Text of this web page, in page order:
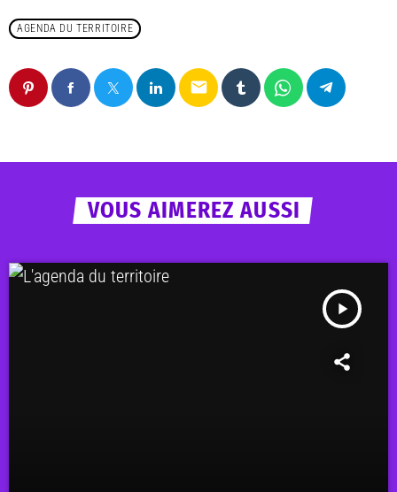
AGENDA DU TERRITOIRE
email
VOUS AIMEREZ AUSSI
play_arrow